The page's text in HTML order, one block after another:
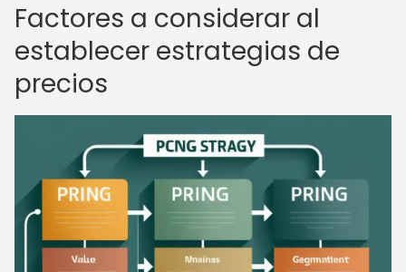
Factores a considerar al
establecer estrategias de
precios